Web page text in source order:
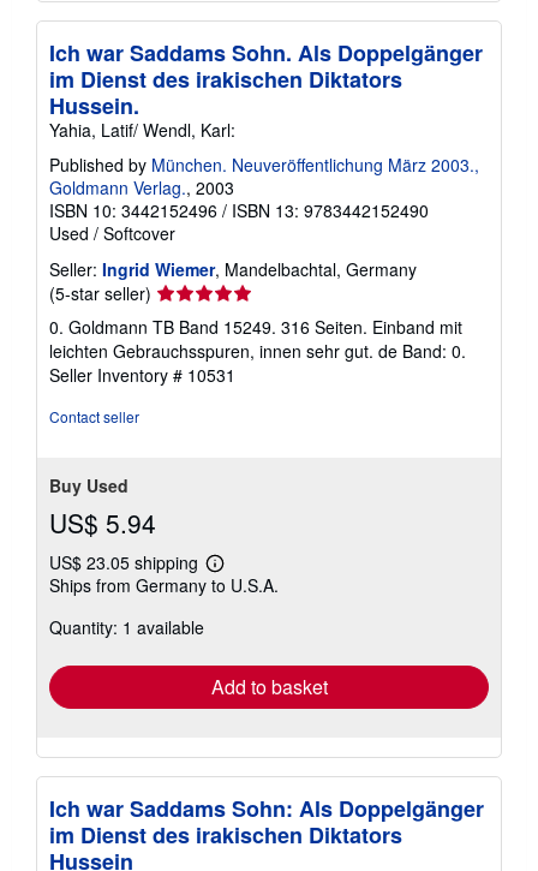
Ich war Saddams Sohn. Als Doppelgänger
im Dienst des irakischen Diktators
Hussein.
Yahia, Latif/ Wendl, Karl:
Published by München. Neuveröffentlichung März 2003.,
Goldmann Verlag., 2003
ISBN 10: 3442152496 / ISBN 13: 9783442152490
Used / Softcover
Seller: Ingrid Wiemer, Mandelbachtal, Germany
(5-star seller) Seller
rating
5
out
of
0. Goldmann TB Band 15249. 316 Seiten. Einband mit
leichten Gebrauchsspuren, innen sehr gut. de Band: 0.
Seller Inventory # 10531
Contact seller
Buy Used
US$ 5.94
US$ 23.05 shipping
Learn
more
Ships from Germany to U.S.A.
Quantity: 1 available
Add to basket
Ich war Saddams Sohn: Als Doppelgänger
im Dienst des irakischen Diktators
Hussein